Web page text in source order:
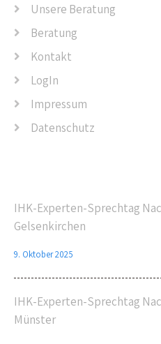
Unsere Beratung
Beratung
Kontakt
LogIn
Impressum
Datenschutz
IHK-Experten-Sprechtag
Gelsenkirchen
9. Oktober 2025
IHK-Experten-Sprechtag
Münster